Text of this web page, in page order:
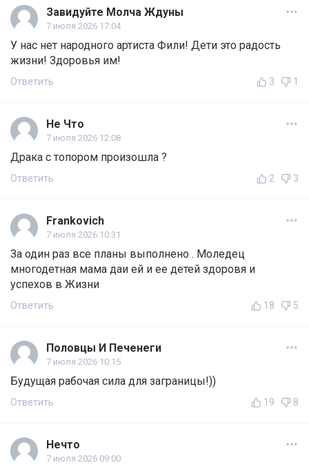
Завидуйте Молча Ждуны
7 июля 2026 17:04
У нас нет народного артиста Фили! Дети это радость
жизни! Здоровья им!
Ответить 3 1
Не Что
7 июля 2026 12:08
Драка с топором произошла ?
Ответить 2 3
Frankovich
7 июля 2026 10:31
За один раз все планы выполнено . Моледец
многодетная мама даи ей и ее детей здоровя и
успехов в Жизни
Ответить 18 5
Половцы И Печенеги
7 июля 2026 10:15
Будущая рабочая сила для заграницы!))
Ответить 19 8
Нечто
7 июля 2026 09:00